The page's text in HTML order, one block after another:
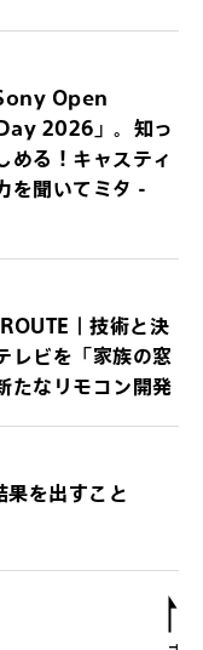
Open
2026」。知っ
める！キャスティ
を聞いてミタ -
｜技術と決
レビを「家族の窓
たなリモコン開発
を出すこと